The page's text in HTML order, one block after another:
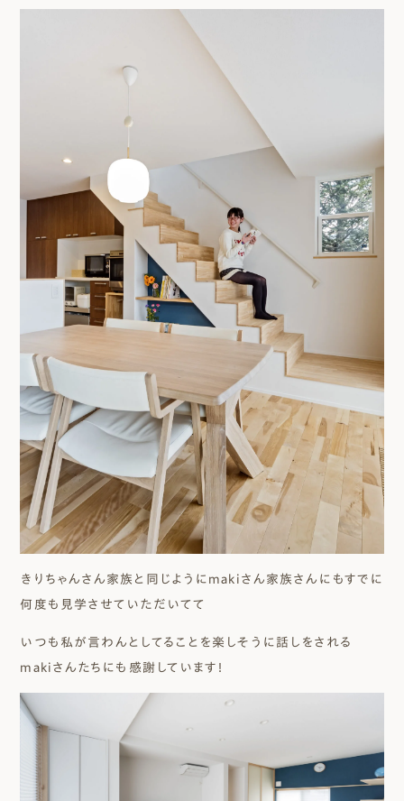
きりちゃんさん家族と同じようにmakiさん家族さんにもすでに
何度も見学させていただいてて
いつも私が言わんとしてることを楽しそうに話しをされる
makiさんたちにも感謝しています！